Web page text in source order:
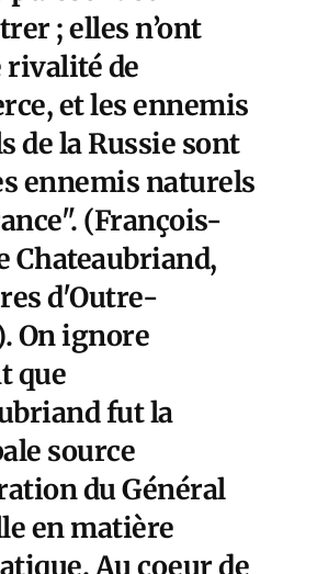
; elles n’ont
rivalité de
et les ennemis
de la Russie sont
ennemis naturels
(François-
Chateaubriand,
d'Outre-
On ignore
que
fut la
source
du Général
en matière
Au coeur de